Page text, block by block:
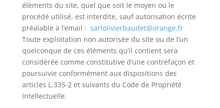
éléments du site, quel que soit le moyen ou le
procédé utilisé, est interdite, sauf autorisation écrite
préalable à l’email : sarlolivierbaudet@orange.fr
Toute exploitation non autorisée du site ou de l’un
quelconque de ces éléments qu’il contient sera
considérée comme constitutive d’une contrefaçon et
poursuivie conformément aux dispositions des
articles L.335-2 et suivants du Code de Propriété
Intellectuelle.